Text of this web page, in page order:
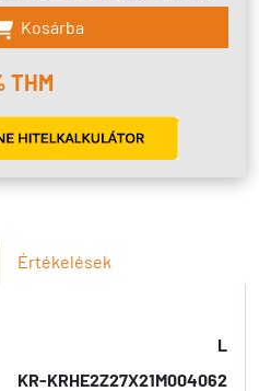
Kosárba
THM
Értékelések
L
KR-KRHE2Z27X21M004062